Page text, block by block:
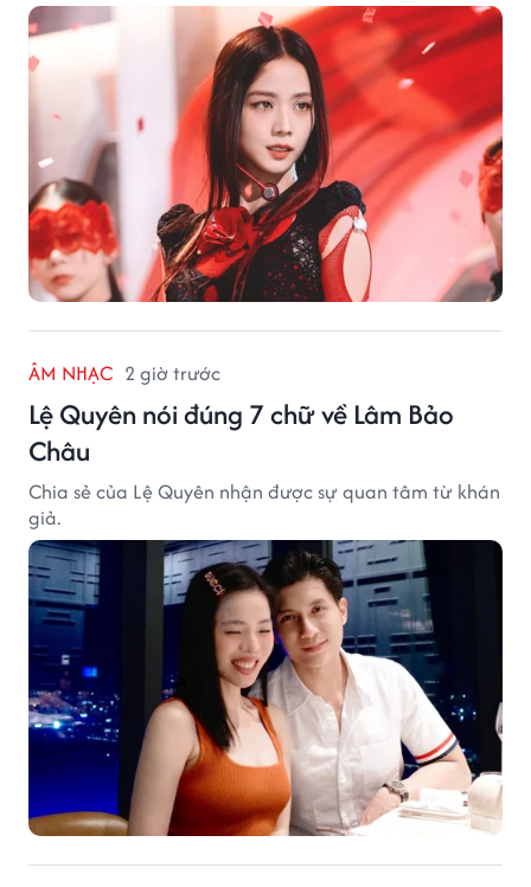
ÂM NHẠC 2 giờ trước
Lệ Quyên nói đúng 7 chữ về Lâm Bảo
Châu
Chia sẻ của Lệ Quyên nhận được sự quan tâm từ khán
giả.